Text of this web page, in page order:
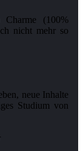
(100%
nicht mehr so
neue Inhalte
Studium von